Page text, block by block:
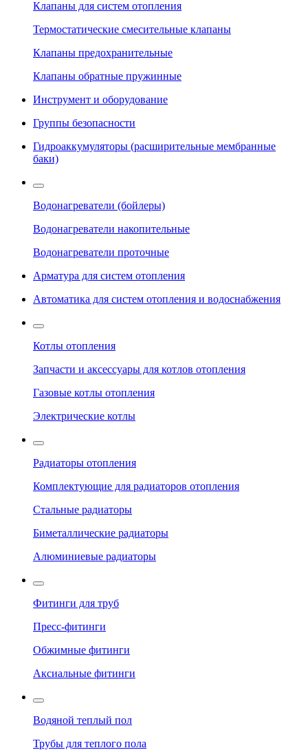
Клапаны для систем отопления
Термостатические смесительные клапаны
Клапаны предохранительные
Клапаны обратные пружинные
Инструмент и оборудование
Группы безопасности
Гидроаккумуляторы (расширительные мембранные
баки)
Водонагреватели (бойлеры)
Водонагреватели накопительные
Водонагреватели проточные
Арматура для систем отопления
Автоматика для систем отопления и водоснабжения
Котлы отопления
Запчасти и аксессуары для котлов отопления
Газовые котлы отопления
Электрические котлы
Радиаторы отопления
Комплектующие для радиаторов отопления
Стальные радиаторы
Биметаллические радиаторы
Алюминиевые радиаторы
Фитинги для труб
Пресс-фитинги
Обжимные фитинги
Аксиальные фитинги
Водяной теплый пол
Трубы для теплого пола